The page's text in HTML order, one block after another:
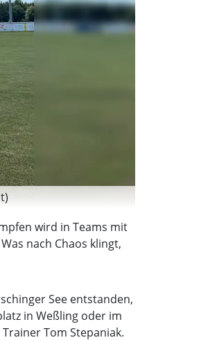
wird in Teams mit
nach Chaos klingt,
See entstanden,
in Weßling oder im
Tom Stepaniak.